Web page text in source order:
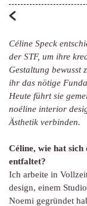
Céline Speck
der STF, um ihre
Gestaltung bewusst
ihr das nötige
Heute führt sie
noéline interior
Ästhetik verbinden.
Céline, wie hat
entfaltet?
Ich arbeite in
design, einem
Noemi gegründet